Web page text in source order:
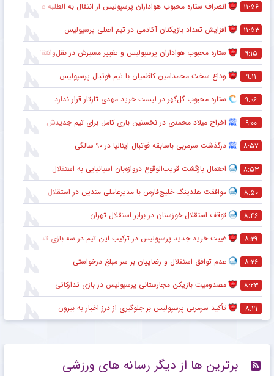
۱۱:۵۶ انصراف ستاره محبوب هواداران پرسپولیس از انتقال به الطلبه عراق
۱۱:۵۳ افزایش تعداد بازیکنان آکادمی در تیم اصلی پرسپولیس
۹:۱۵ ستاره محبوب هواداران پرسپولیس و تغییر مسیرش در نقل‌وانتقالات
۹:۱۱ وداع سخت محمدامین کاظمیان با تیم فوتبال پرسپولیس
۹:۰۶ ستاره محبوب گل‌گهر در لیست خرید مهدی تارتار قرار ندارد
۹:۰۰ اخراج میلاد محمدی در نخستین بازی کامل برای تیم جدیدش
۸:۵۷ درگذشت سرمربی باسابقه فوتبال ایتالیا در ۹۰ سالگی
۸:۵۳ احتمال بازگشت قریب‌الوقوع دروازه‌بان اسپانیایی به استقلال
۸:۵۰ موافقت هلدینگ خلیج‌فارس با مدیرعاملی متدین در استقلال
۸:۴۶ توقف استقلال خوزستان در برابر استقلال تهران
۸:۲۹ غیبت خرید جدید پرسپولیس در ترکیب این تیم در سه بازی تدارکاتی
۸:۲۶ عدم توافق استقلال و رضاییان بر سر مبلغ درخواستی
۸:۲۳ مصدومیت بازیکن مجارستانی پرسپولیس در بازی تدارکاتی
۸:۲۱ تأکید سرمربی پرسپولیس بر جلوگیری از درز اخبار به بیرون
برترین ها از دیگر رسانه های ورزشی